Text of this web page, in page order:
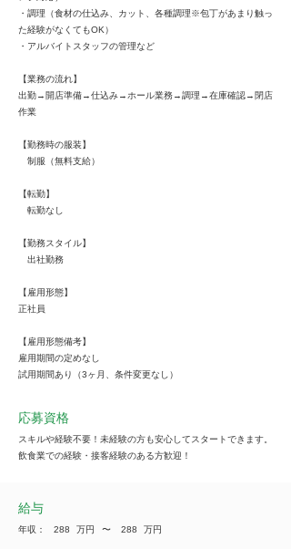
・調理（食材の仕込み、カット、各種調理※包丁があまり触っ
た経験がなくてもOK）
・アルバイトスタッフの管理など
【業務の流れ】
出勤→開店準備→仕込み→ホール業務→調理→在庫確認→閉店
作業
【勤務時の服装】
制服（無料支給）
【転勤】
転勤なし
【勤務スタイル】
出社勤務
【雇用形態】
正社員
【雇用形態備考】
雇用期間の定めなし
試用期間あり（3ヶ月、条件変更なし）
応募資格
スキルや経験不要！未経験の方も安心してスタートできます。
飲食業での経験・接客経験のある方歓迎！
給与
年収： 288 万円 ​〜 288 万円